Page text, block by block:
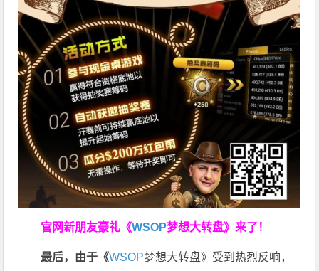
官网新朋友豪礼 《WSOP梦想大转盘》来了！
最后，由于《WSOP梦想大转盘》受到热烈反响，